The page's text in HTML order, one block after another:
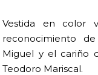
Vestida en color
reconocimiento
Miguel y el cariño
Teodoro Mariscal.